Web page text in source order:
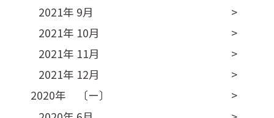
2021年 9月
2021年 10月
2021年 11月
2021年 12月
2020年 〔ー〕